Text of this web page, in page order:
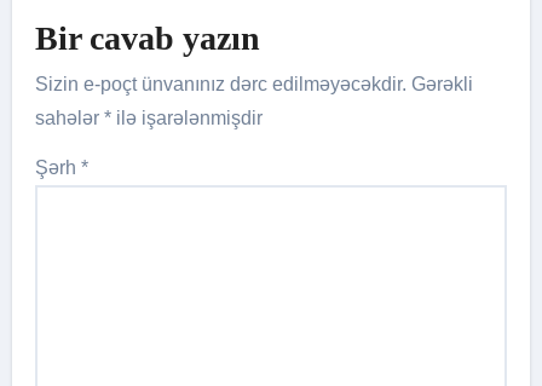
Bir cavab yazın
Sizin e-poçt ünvanınız dərc edilməyəcəkdir. Gərəkli
sahələr* ilə işarələnmişdir
Şərh*